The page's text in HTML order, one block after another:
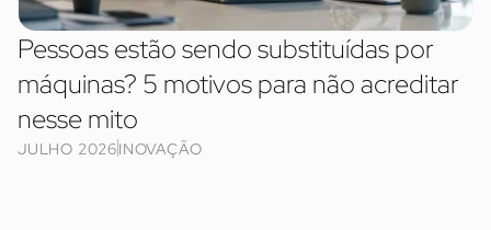
Pessoas estão sendo substituídas por
máquinas? 5 motivos para não acreditar
nesse mito
JULHO 2026INOVAÇÃO